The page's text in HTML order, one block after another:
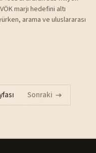
marjı hedefini altı
arama ve uluslararası
Sonraki